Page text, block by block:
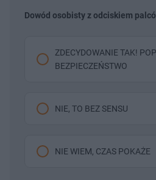
Dowód osobisty z odciskiem
ZDECYDOWANIE TAK!
BEZPIECZEŃSTWO
NIE, TO BEZ SENSU
NIE WIEM, CZAS POKAŻE